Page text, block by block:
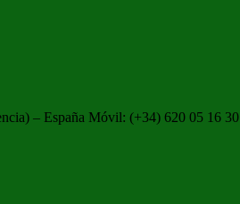
– España Móvil: (+34) 620 05 16 30